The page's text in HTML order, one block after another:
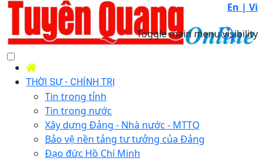
En | Vi
Toggle main menu visibility
THỜI SỰ - CHÍNH TRỊ
Tin trong tỉnh
Tin trong nước
Xây dựng Đảng - Nhà nước - MTTQ
Bảo vệ nền tảng tư tưởng của Đảng
Đạo đức Hồ Chí Minh